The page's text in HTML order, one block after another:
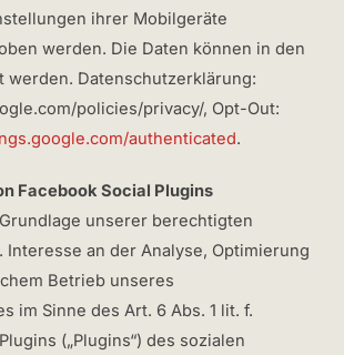
ihrer Mobilgeräte
werden. Die Daten können in den
werden. Datenschutzerklärung:
policies/privacy/, Opt-Out:
authenticated.
Facebook Social Plugins
unserer berechtigten
Interesse an der Analyse, Optimierung
Betrieb unseres
im Sinne des Art. 6 Abs. 1 lit. f.
(„Plugins“) des sozialen